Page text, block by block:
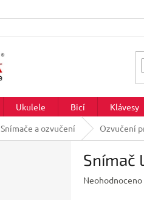
Ukulele Bicí Klávesy
Snímače a ozvučení Ozvučení
Snímač
Průměrné
Neohodnoceno